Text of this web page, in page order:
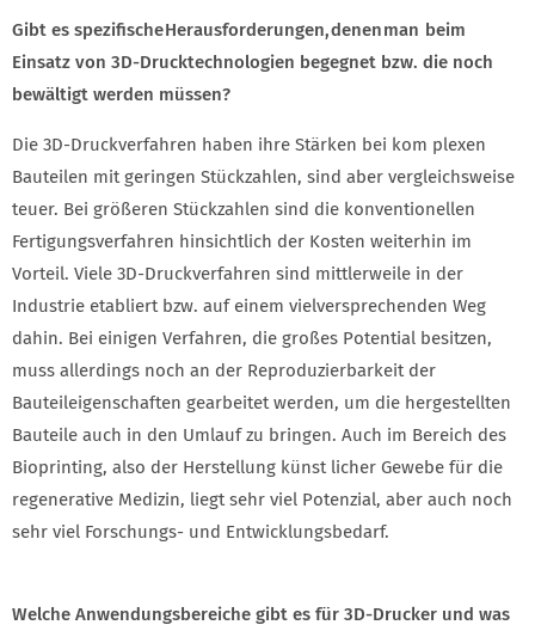
Gibt es spezifische Herausforderungen, denen man beim
Einsatz von 3D-Drucktechnologien begegnet bzw. die noch
bewältigt werden müssen?
Die 3D-Druckverfahren haben ihre Stärken bei kom plexen
Bauteilen mit geringen Stückzahlen, sind aber vergleichsweise
teuer. Bei größeren Stückzahlen sind die konventionellen
Fertigungsverfahren hinsichtlich der Kosten weiterhin im
Vorteil. Viele 3D-Druckverfahren sind mittlerweile in der
Industrie etabliert bzw. auf einem vielversprechenden Weg
dahin. Bei einigen Verfahren, die großes Potential besitzen,
muss allerdings noch an der Reproduzierbarkeit der
Bauteileigenschaften gearbeitet werden, um die hergestellten
Bauteile auch in den Umlauf zu bringen. Auch im Bereich des
Bioprinting, also der Herstellung künst licher Gewebe für die
regenerative Medizin, liegt sehr viel Potenzial, aber auch noch
sehr viel Forschungs- und Entwicklungsbedarf.
Welche Anwendungsbereiche gibt es für 3D-Drucker und was